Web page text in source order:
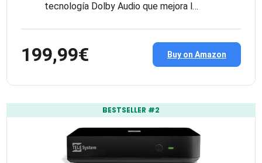
tecnología Dolby Audio que mejora l…
199,99€ Buy on Amazon
BESTSELLER #2